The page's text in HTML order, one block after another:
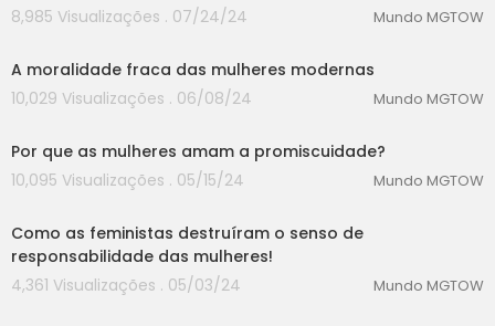
8,985 Visualizações . 07/24/24
Mundo MGTOW
A moralidade fraca das mulheres modernas
10,029 Visualizações . 06/08/24
Mundo MGTOW
Por que as mulheres amam a promiscuidade?
10,095 Visualizações . 05/15/24
Mundo MGTOW
Como as feministas destruíram o senso de
responsabilidade das mulheres!
4,361 Visualizações . 05/03/24
Mundo MGTOW